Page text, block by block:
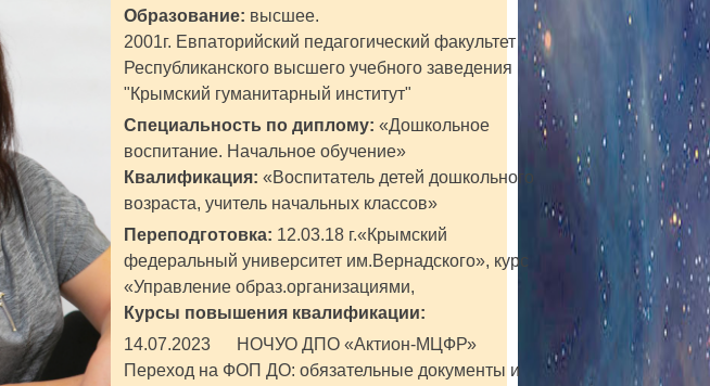
Образование: высшее.
2001г. Евпаторийский педагогический факультет
Республиканского высшего учебного заведения
"Крымский гуманитарный институт"
Специальность по диплому: «Дошкольное
воспитание. Начальное обучение»
Квалификация: «Воспитатель детей дошкольного
возраста, учитель начальных классов»
Переподготовка: 12.03.18 г.«Крымский
федеральный университет им.Вернадского», курс
«Управление образ.организациями,
Курсы повышения квалификации:
14.07.2023 НОЧУО ДПО «Актион-МЦФР»
Переход на ФОП ДО: обязательные документы и